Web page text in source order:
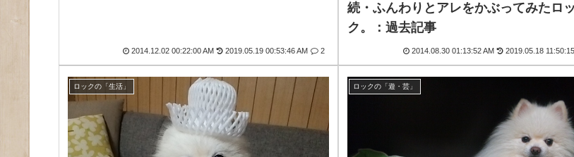
2014.12.02 00:22:00 AM 2019.05.19 00:53:46 AM 2
続・ふんわりとアレをかぶってみたロッ
ク。：過去記事
2014.08.30 01:13:52 AM 2019.05.18
ロックの「生活」 ロックの「遊・芸」